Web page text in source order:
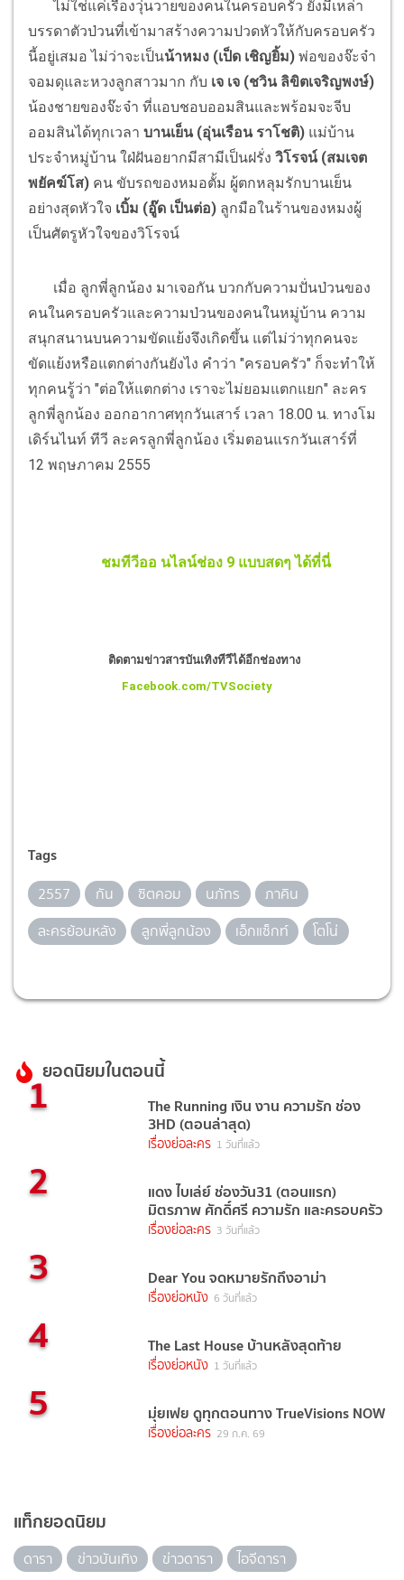
ไม่ใช่แค่เรื่องวุ่นวายของคนในครอบครัว ยังมีเหล่า
บรรดาตัวป่วนที่เข้ามาสร้างความปวดหัวให้กับครอบครัว
นี้อยู่เสมอ ไม่ว่าจะเป็นน้าหมง (เป็ด เชิญยิ้ม) พ่อของจ๊ะจ๋า
จอมดุและหวงลูกสาวมาก กับ เจ เจ (ชวิน ลิขิตเจริญพงษ์)
น้องชายของจ๊ะจ๋า ที่แอบชอบออมสินและพร้อมจะจีบ
ออมสินได้ทุกเวลา บานเย็น (อุ่นเรือน ราโชติ) แม่บ้าน
ประจำหมู่บ้าน ใฝ่ฝันอยากมีสามีเป็นฝรั่ง วิโรจน์ (สมเจต
พยัคฆ์โส) คน ขับรถของหมอตั้ม ผู้ตกหลุมรักบานเย็น
อย่างสุดหัวใจ เบิ้ม (อู๊ด เป็นต่อ) ลูกมือในร้านของหมงผู้
เป็นศัตรูหัวใจของวิโรจน์
เมื่อ ลูกพี่ลูกน้อง มาเจอกัน บวกกับความปั่นป่วนของ
คนในครอบครัวและความป่วนของคนในหมู่บ้าน ความ
สนุกสนานบนความขัดแย้งจึงเกิดขึ้น แต่ไม่ว่าทุกคนจะ
ขัดแย้งหรือแตกต่างกันยังไง คำว่า "ครอบครัว" ก็จะทำให้
ทุกคนรู้ว่า "ต่อให้แตกต่าง เราจะไม่ยอมแตกแยก" ละคร
ลูกพี่ลูกน้อง ออกอากาศทุกวันเสาร์ เวลา 18.00 น. ทางโม
เดิร์นไนท์ ทีวี ละครลูกพี่ลูกน้อง เริ่มตอนแรกวันเสาร์ที่
12 พฤษภาคม 2555
ชมทีวีออ นไลน์ช่อง 9 แบบสดๆ ได้ที่นี่
ติดตามข่าวสารบันเทิงทีวีได้อีกช่องทาง
Facebook.com/TVSociety
Tags
2557 กัน ซิตคอม นภัทร
ภาคิน
ละครย้อนหลัง
ลูกพี่ลูกน้อง เอ็กแซ็กท์ โตโน่
ยอดนิยมในตอนนี้
1 The Running เงิน งาน ความรัก ช่อง
3HD (ตอนล่าสุด)
เรื่องย่อละคร 1 วันที่แล้ว
2 แดง ไบเล่ย์ ช่องวัน31 (ตอนแรก)
มิตรภาพ ศักดิ์ศรี ความรัก และครอบครัว
เรื่องย่อละคร 3 วันที่แล้ว
3 Dear You จดหมายรักถึงอาม่า
เรื่องย่อหนัง 6 วันที่แล้ว
4 The Last House บ้านหลังสุดท้าย
เรื่องย่อหนัง 1 วันที่แล้ว
5 มุ่ยเฟย ดูทุกตอนทาง TrueVisions NOW
เรื่องย่อละคร 29 ก.ค. 69
แท็กยอดนิยม
ดารา ข่าวบันเทิง ข่าวดารา
ไอจีดารา